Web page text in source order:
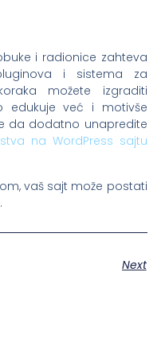
i radionice zahteva
i sistema za
možete izgraditi
edukuje već i motivše
da dodatno unapredite
na WordPress sajtu
vaš sajt može postati
Next